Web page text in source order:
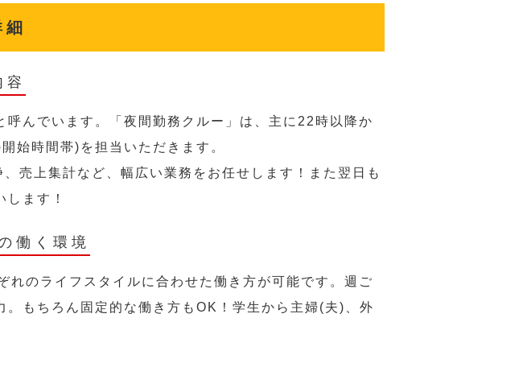
容
んでいます。「夜間勤務クルー」は、主に22時以降か
始時間帯)を担当いただきます。
売上集計など、幅広い業務をお任せします！また翌日も
ます！
働く環境
のライフスタイルに合わせた働き方が可能です。週ご
もちろん固定的な働き方もOK！学生から主婦(夫)、外